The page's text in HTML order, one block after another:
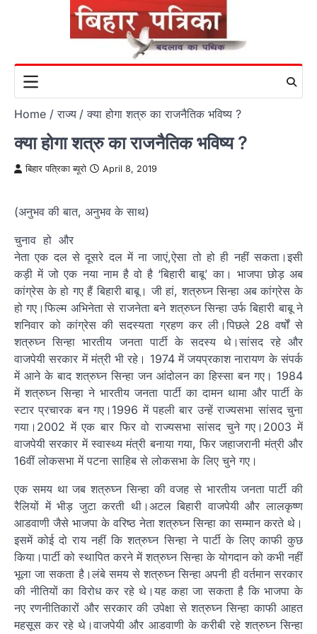
Home राज्य क्या होगा शत्रु का राजनैतिक भविष्य ?
क्या होगा शत्रु का राजनैतिक भविष्य ?
बिहार पत्रिका ब्यूरो April 8, 2019
(अनुभव की बात, अनुभव के साथ)
चुनाव हो और
नेता एक दल से दूसरे दल में ना जाएं,ऐसा तो हो ही नहीं सकता।इसी
कड़ी में जो एक नया नाम है वो है ‘बिहारी बाबू’ का। भाजपा छोड़ अब
कांग्रेस के हो गए हैं बिहारी बाबू। जी हां, शत्रुघ्न सिन्हा अब कांग्रेस के
हो गए।फिल्म अभिनेता से राजनेता बने शत्रुघ्न सिन्हा उर्फ बिहारी बाबू ने
शनिवार को कांग्रेस की सदस्यता ग्रहण कर ली।पिछले 28 वर्षों से
शत्रुघ्न सिन्हा भारतीय जनता पार्टी के सदस्य थे।सांसद रहे और
वाजपेयी सरकार में मंत्री भी रहे। 1974 में जयप्रकाश नारायण के संपर्क
में आने के बाद शत्रुघ्न सिन्हा जन आंदोलन का हिस्सा बन गए। 1984
में शत्रुघ्न सिन्हा ने भारतीय जनता पार्टी का दामन थामा और पार्टी के
स्टार प्रचारक बन गए।1996 में पहली बार उन्हें राज्यसभा सांसद चुना
गया।2002 में एक बार फिर वो राज्यसभा सांसद चुने गए।2003 में
वाजपेयी सरकार में स्वास्थ्य मंत्री बनाया गया, फिर जहाजरानी मंत्री और
16वीं लोकसभा में पटना साहिब से लोकसभा के लिए चुने गए।
एक समय था जब शत्रुघ्न सिन्हा की वजह से भारतीय जनता पार्टी की
रैलियों में भीड़ जुटा करती थी।अटल बिहारी वाजपेयी और लालकृष्ण
आडवाणी जैसे भाजपा के वरिष्ठ नेता शत्रुघ्न सिन्हा का सम्मान करते थे।
इसमें कोई दो राय नहीं कि शत्रुघ्न सिन्हा ने पार्टी के लिए काफी कुछ
किया।पार्टी को स्थापित करने में शत्रुघ्न सिन्हा के योगदान को कभी नहीं
भूला जा सकता है।लंबे समय से शत्रुघ्न सिन्हा अपनी ही वर्तमान सरकार
की नीतियों का विरोध कर रहे थे।यह कहा जा सकता है कि भाजपा के
नए रणनीतिकारों और सरकार की उपेक्षा से शत्रुघ्न सिन्हा काफी आहत
महसूस कर रहे थे।वाजपेयी और आडवाणी के करीबी रहे शत्रुघ्न सिन्हा